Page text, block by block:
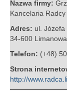
Nazwa firmy:
Kancelaria
Adres: ul.
34-600 Limanowa
Telefon: (+48)
Strona
http://